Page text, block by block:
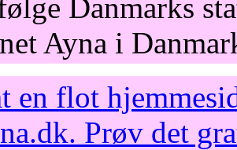
Danmarks
Ayna i
en flot
. Prøv det